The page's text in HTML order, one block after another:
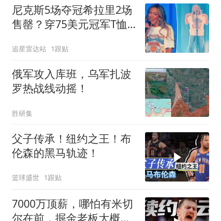
尼克斯5场夺冠希拉里2场
售罄？穿75美元冠军T恤
追星雷达站 1跟贴
俄军攻入库班，乌军扎波
罗热战线动摇！
胜研集
父子传承！纽约之王！布
伦森的黑马轨迹！
篮球盛世 1跟贴
7000万顶薪，哪怕有米切
尔在前，掘金老板大概率